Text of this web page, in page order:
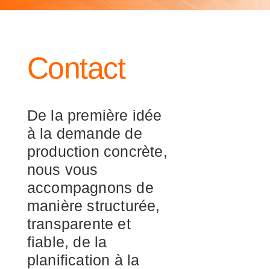
Contact
De la première idée
à la demande de
production concrète,
nous vous
accompagnons de
manière structurée,
transparente et
fiable, de la
planification à la